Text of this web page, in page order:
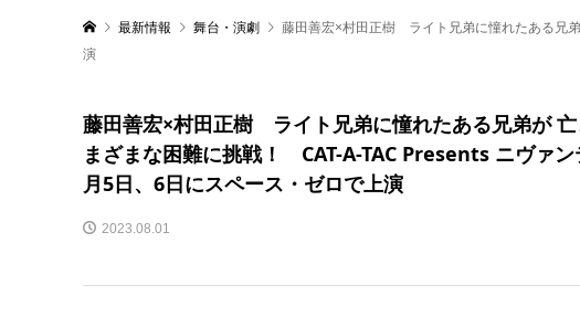
最新情報 舞台・演劇
藤田善宏×村田正樹 ライト兄弟に憧れたある兄
演
藤田善宏×村田正樹 ライト兄弟に憧れたある兄弟が 亡
まざまな困難に挑戦！ CAT-A-TAC Presents ニヴァ
月5日、6日にスペース・ゼロで上演
2023.08.01